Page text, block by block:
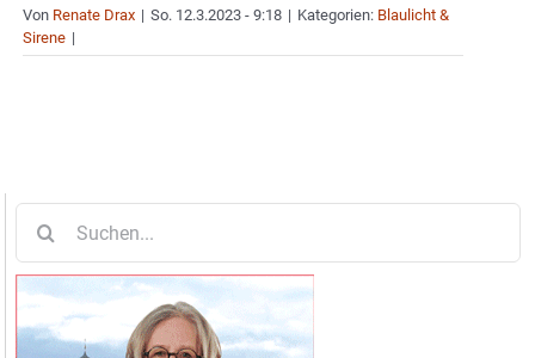
Von Renate Drax | So. 12.3.2023 - 9:18 | Kategorien: Blaulicht &
Sirene |
nach: